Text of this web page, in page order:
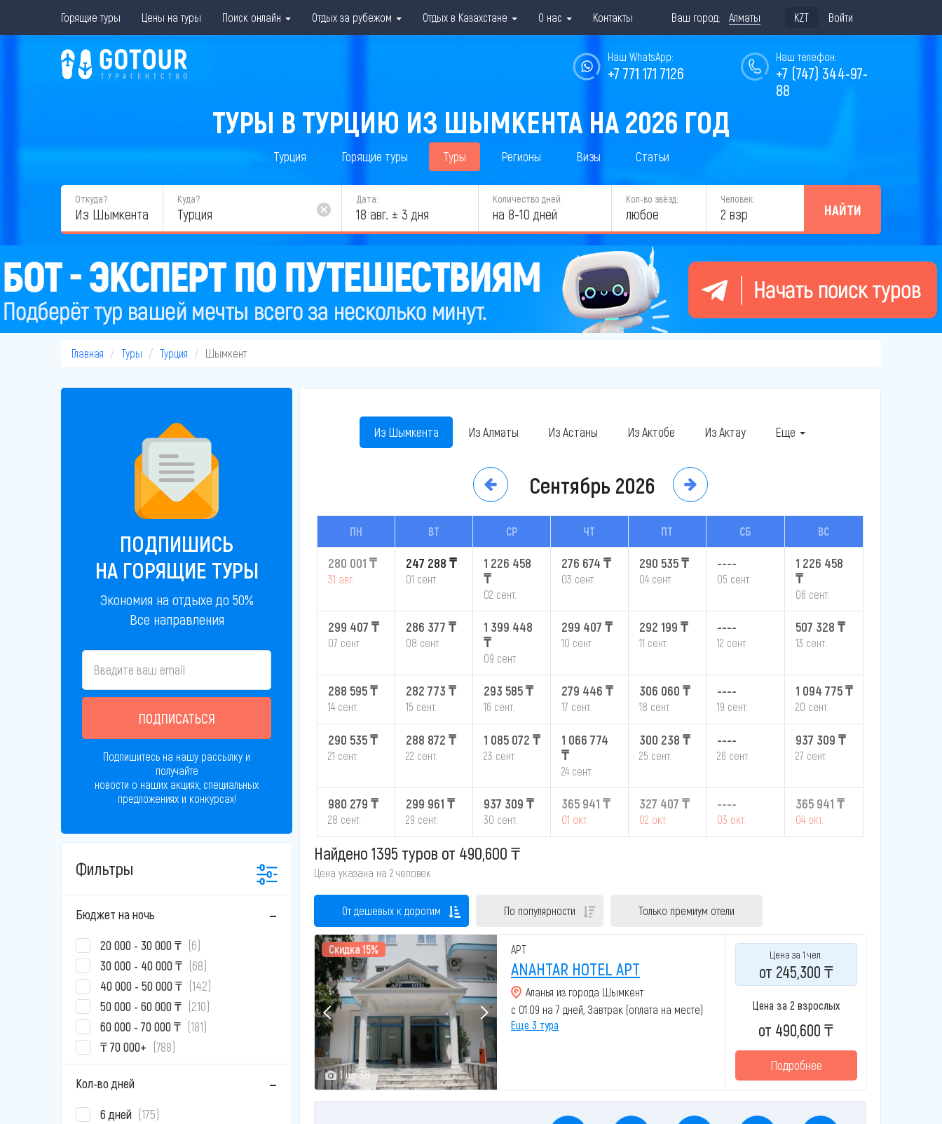
Горящие туры Цены на туры Поиск онлайн Отдых за рубежом Отдых в Казахстане О нас Контакты Ваш город: Алматы KZT Войти
Наш телефон:
+7 (747) 344-97-
88
Наш WhatsApp:
+7 771 171 7126
ТУРЫ В ТУРЦИЮ ИЗ ШЫМКЕНТА НА 2026 ГОД
Турция Горящие туры Туры Регионы Визы Статьи
Откуда?
Из Шымкента
Куда? Дата:
18 авг. ± 3 дня
Количество дней:
на 8-10 дней
Кол-во звёзд:
любое
Человек:
2 взр НАЙТИ
Главная Туры Турция Шымкент
ПОДПИШИСЬ
НА ГОРЯЩИЕ ТУРЫ
Экономия на отдыхе до 50%
Все направления
ПОДПИСАТЬСЯ
Подпишитесь на нашу рассылку и
получайте
новости о наших акциях, специальных
предложениях и конкурсах!
Фильтры
Бюджет на ночь
20 000 - 30 000 ₸ (6)
30 000 - 40 000 ₸ (68)
40 000 - 50 000 ₸ (142)
50 000 - 60 000 ₸ (210)
60 000 - 70 000 ₸ (181)
₸ 70 000+ (788)
Кол-во дней
6 дней (175)
Из Шымкента Из Алматы Из Астаны Из Актобе Из Актау Еще
Сентябрь 2026
ПН ВТ СР ЧТ ПТ СБ ВС
280 001 ₸
31 авг.
247 288 ₸
01 сент.
1 226 458
₸
02 сент.
276 674 ₸
03 сент.
290 535 ₸
04 сент.
----
05 сент.
1 226 458
₸
06 сент.
299 407 ₸
07 сент.
286 377 ₸
08 сент.
1 399 448
₸
09 сент.
299 407 ₸
10 сент.
292 199 ₸
11 сент.
----
12 сент.
507 328 ₸
13 сент.
288 595 ₸
14 сент.
282 773 ₸
15 сент.
293 585 ₸
16 сент.
279 446 ₸
17 сент.
306 060 ₸
18 сент.
----
19 сент.
1 094 775 ₸
20 сент.
290 535 ₸
21 сент.
288 872 ₸
22 сент.
1 085 072 ₸
23 сент.
1 066 774
₸
24 сент.
300 238 ₸
25 сент.
----
26 сент.
937 309 ₸
27 сент.
980 279 ₸
28 сент.
299 961 ₸
29 сент.
937 309 ₸
30 сент.
365 941 ₸
01 окт.
327 407 ₸
02 окт.
----
03 окт.
365 941 ₸
04 окт.
Найдено 1395 туров от 490,600 ₸
Цена указана на 2 человек
От дешевых к дорогим По популярности Только премиум отели
Скидка 15%
1 из 38
APT
ANAHTAR HOTEL APT
Аланья из города Шымкент
с 01.09 на 7 дней, Завтрак (оплата на месте)
Еще 3 тура
Цена за 1 чел.
от 245,300 ₸
Цена за 2 взрослых
от 490,600 ₸
Подробнее